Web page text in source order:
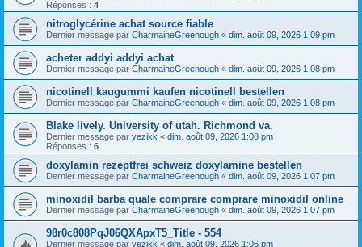
Réponses : 4
nitroglycérine achat source fiable
Dernier message par CharmaineGreenough « dim. août 09, 2026 1:09 pm
acheter addyi addyi achat
Dernier message par CharmaineGreenough « dim. août 09, 2026 1:08 pm
nicotinell kaugummi kaufen nicotinell bestellen
Dernier message par CharmaineGreenough « dim. août 09, 2026 1:08 pm
Blake lively. University of utah. Richmond va.
Dernier message par yezikk « dim. août 09, 2026 1:08 pm
Réponses : 6
doxylamin rezeptfrei schweiz doxylamine bestellen
Dernier message par CharmaineGreenough « dim. août 09, 2026 1:07 pm
minoxidil barba quale comprare comprare minoxidil online
Dernier message par CharmaineGreenough « dim. août 09, 2026 1:07 pm
98r0c808PqJ06QXApxT5_Title - 554
Dernier message par yezikk « dim. août 09, 2026 1:06 pm